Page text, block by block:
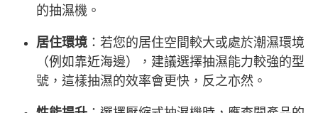
的抽濕機。
居住環境 ：若您的居住空間較大或處於潮濕環境
（例如靠近海邊），建議選擇抽濕能力較強的型
號，這樣抽濕的效率會更快，反之亦然。